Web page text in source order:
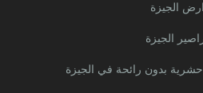
الجيزة
الجيزة
بدون رائحة في الجيزة